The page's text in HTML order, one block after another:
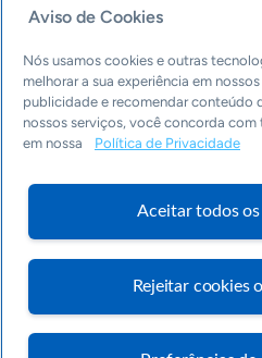
Economia & Política
Inovação & Tecnologia
Cultura empreendedora
Dados
Arquivo
Aviso de Cookies
Nós usamos cookies e outras
melhorar a sua experiência em
publicidade e recomendar conteúdo
nossos serviços, você concorda
em nossa
Política de Privacidade
Aceitar todos
Rejeitar cookies